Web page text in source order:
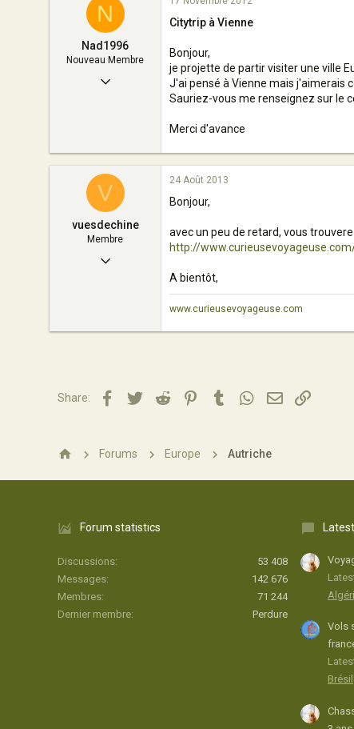
france
N
Nad1996
Nouveau Membre
2
Belgique
Citytrip à Vienne
Bonjour,
je projette de partir visiter une ville
J'ai pensé à Vienne mais j'aimerais
Sauriez-vous me renseignez sur le
Merci d'avance
V
vuesdechine
Membre
27 Juillet 2009
11
24 Août 2013
Bonjour,
avec un peu de retard, vous
http://
A bientôt,
www.curieusevoyageuse.com
Share: Facebook
TwitterReddit PinterestTumblrWhatsApp
EmailLien
Forums Europe Autriche
Forum statistics
Discussions
53 408
Messages
142 676
Membres
71 244
Dernier membre
Perdure
Vols
Brésil